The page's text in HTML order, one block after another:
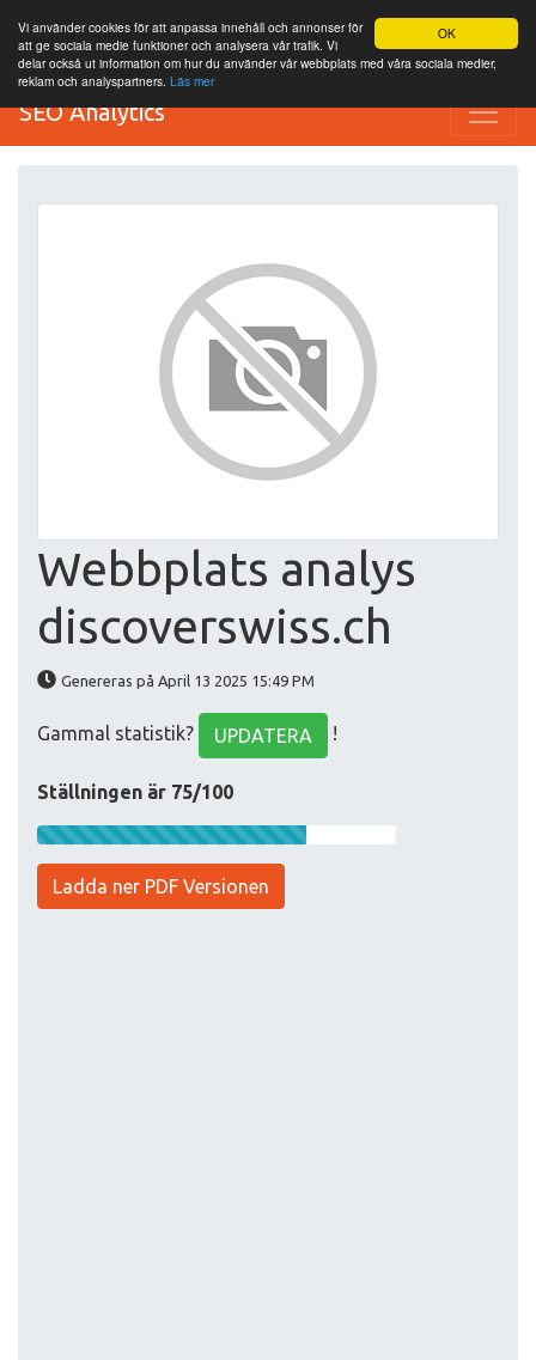
OK
Vi använder cookies för att anpassa innehåll och annonser för
att ge sociala medie funktioner och analysera vår trafik. Vi
delar också ut information om hur du använder vår webbplats med våra sociala medier,
reklam och analyspartners. Läs mer
SEO Analytics
Webbplats analys
discoverswiss.ch
Genereras på April 13 2025 15:49 PM
Gammal statistik? UPDATERA !
Ställningen är 75/100
Ladda ner PDF Versionen